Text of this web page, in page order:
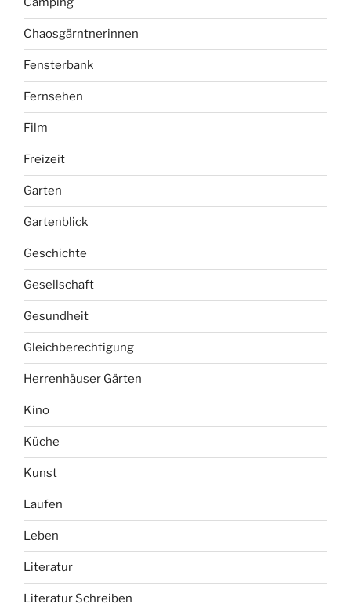
Chaosgärntnerinnen
Fensterbank
Fernsehen
Film
Freizeit
Garten
Gartenblick
Geschichte
Gesellschaft
Gesundheit
Gleichberechtigung
Herrenhäuser Gärten
Kino
Küche
Kunst
Laufen
Leben
Literatur
Literatur Schreiben